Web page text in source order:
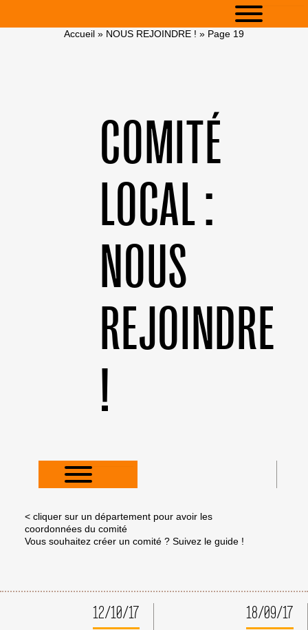
Accueil » NOUS REJOINDRE ! » Page 19
COMITÉ
LOCAL :
NOUS
REJOINDRE
!
< cliquer sur un département pour avoir les
coordonnées du comité
Vous souhaitez créer un comité ?Suivez le guide !
12/10/17 18/09/17